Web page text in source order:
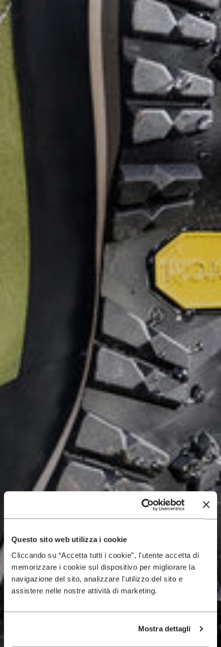
Questo sito web utilizza i cookie
Cliccando su “Accetta tutti i cookie”, l'utente accetta di
memorizzare i cookie sul dispositivo per migliorare la
navigazione del sito, analizzare l'utilizzo del sito e
assistere nelle nostre attività di marketing.
Mostra dettagli